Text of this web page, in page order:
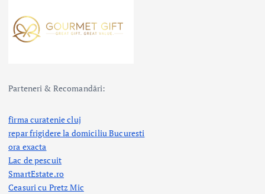
Parteneri & Recomandări:
firma curatenie cluj
repar frigidere la domiciliu Bucuresti
ora exacta
Lac de pescuit
SmartEstate.ro
Ceasuri cu Pretz Mic